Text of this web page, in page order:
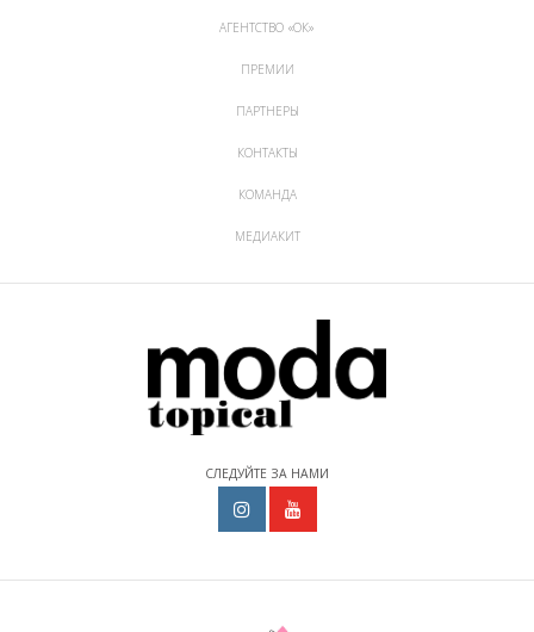
АГЕНТСТВО «ОК»
ПРЕМИИ
ПАРТНЕРЫ
КОНТАКТЫ
КОМАНДА
МЕДИАКИТ
СЛЕДУЙТЕ ЗА НАМИ